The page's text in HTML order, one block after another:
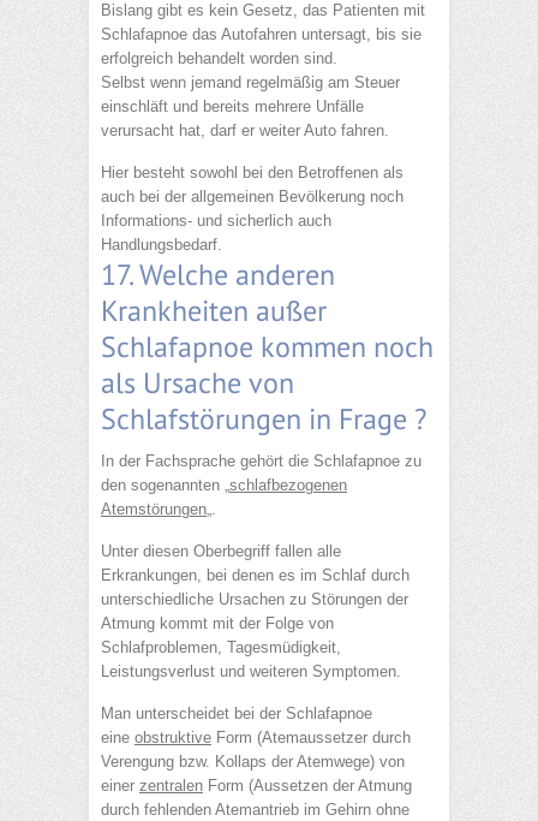
Bislang gibt es kein Gesetz, das Patienten mit
Schlafapnoe das Autofahren untersagt, bis sie
erfolgreich behandelt worden sind.
Selbst wenn jemand regelmäßig am Steuer
einschläft und bereits mehrere Unfälle
verursacht hat, darf er weiter Auto fahren.
Hier besteht sowohl bei den Betroffenen als
auch bei der allgemeinen Bevölkerung noch
Informations- und sicherlich auch
Handlungsbedarf.
17. Welche anderen
Krankheiten außer
Schlafapnoe kommen noch
als Ursache von
Schlafstörungen in Frage ?
In der Fachsprache gehört die Schlafapnoe zu
den sogenannten „schlafbezogenen
Atemstörungen„.
Unter diesen Oberbegriff fallen alle
Erkrankungen, bei denen es im Schlaf durch
unterschiedliche Ursachen zu Störungen der
Atmung kommt mit der Folge von
Schlafproblemen, Tagesmüdigkeit,
Leistungsverlust und weiteren Symptomen.
Man unterscheidet bei der Schlafapnoe
eine obstruktive Form (Atemaussetzer durch
Verengung bzw. Kollaps der Atemwege) von
einer zentralen Form (Aussetzen der Atmung
durch fehlenden Atemantrieb im Gehirn ohne